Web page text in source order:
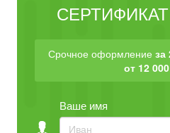
СЕРТИФИКАТ
Срочное оформление за
от 12
Ваше имя